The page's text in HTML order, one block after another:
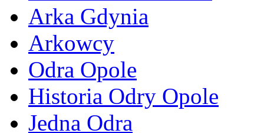
Arka Gdynia
Arkowcy
Odra Opole
Historia Odry Opole
Jedna Odra